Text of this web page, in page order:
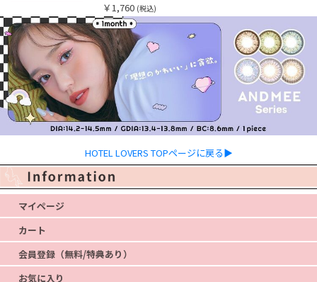
￥1,760 (税込)
HOTEL LOVERS TOPページに戻る▶
マイページ
カート
会員登録（無料/特典あり）
お気に入り